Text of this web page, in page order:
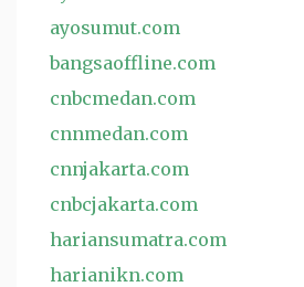
ayosumut.com
bangsaoffline.com
cnbcmedan.com
cnnmedan.com
cnnjakarta.com
cnbcjakarta.com
hariansumatra.com
harianikn.com